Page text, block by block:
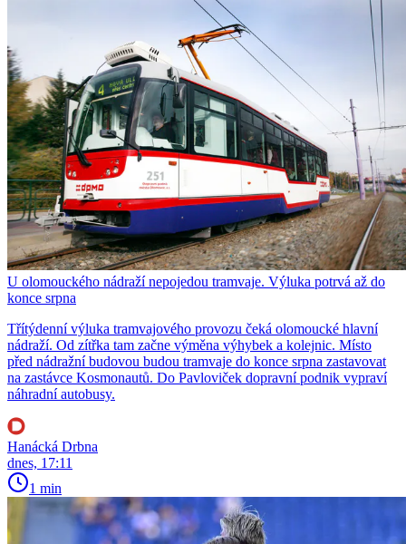
U olomouckého nádraží nepojedou tramvaje. Výluka potrvá až do
konce srpna
Třítýdenní výluka tramvajového provozu čeká olomoucké hlavní
nádraží. Od zítřka tam začne výměna výhybek a kolejnic. Místo
před nádražní budovou budou tramvaje do konce srpna zastavovat
na zastávce Kosmonautů. Do Pavloviček dopravní podnik vypraví
náhradní autobusy.
Hanácká Drbna
dnes, 17:11
1 min